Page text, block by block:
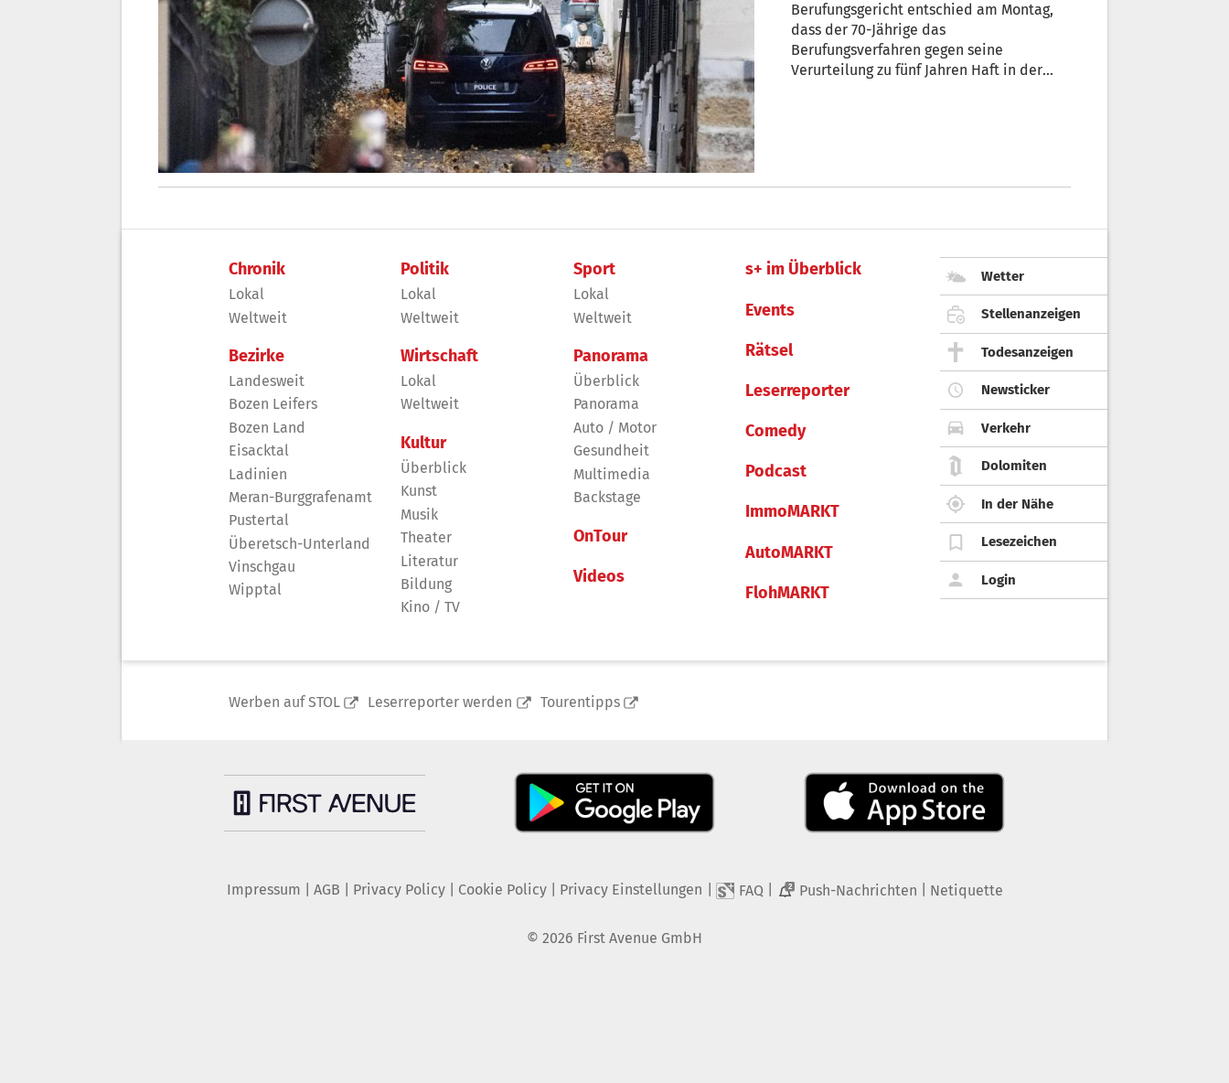
Berufungsgericht entschied am Montag,
dass der 70-Jährige das
Berufungsverfahren gegen seine
Verurteilung zu fünf Jahren Haft in der
Chronik
Lokal
Weltweit
Bezirke
Landesweit
Bozen Leifers
Bozen Land
Eisacktal
Ladinien
Meran-Burggrafenamt
Pustertal
Überetsch-Unterland
Vinschgau
Wipptal
Politik
Lokal
Weltweit
Wirtschaft
Lokal
Weltweit
Kultur
Überblick
Kunst
Musik
Theater
Literatur
Bildung
Kino / TV
Sport
Lokal
Weltweit
Panorama
Überblick
Panorama
Auto / Motor
Gesundheit
Multimedia
Backstage
OnTour
Videos
s+ im Überblick
Events
Rätsel
Leserreporter
Comedy
Podcast
ImmoMARKT
AutoMARKT
FlohMARKT
Wetter
Stellenanzeigen
Todesanzeigen
Newsticker
Verkehr
Dolomiten
In der Nähe
Lesezeichen
Login
Werben auf STOL Leserreporter werden Tourentipps
Impressum AGB Privacy Policy| Cookie Policy| Privacy Einstellungen FAQ 2 Push-Nachrichten Netiquette
© 2026 First Avenue GmbH